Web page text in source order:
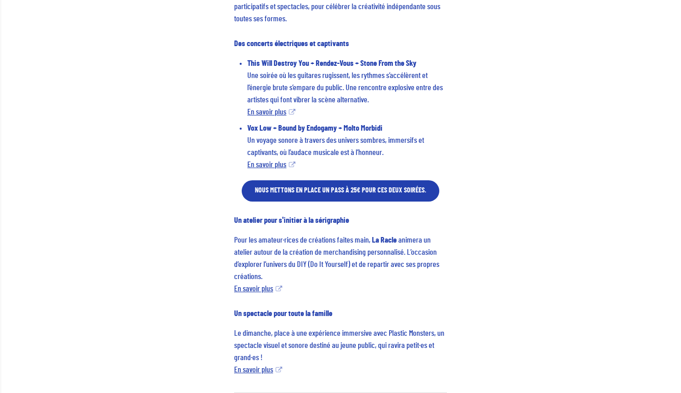
participatifs et spectacles, pour célébrer la créativité indépendante sous
toutes ses formes.
Des concerts électriques et captivants
This Will Destroy You + Rendez-Vous + Stone From the Sky
Une soirée où les guitares rugissent, les rythmes s’accélèrent et
l’énergie brute s’empare du public. Une rencontre explosive entre des
artistes qui font vibrer la scène alternative.
En savoir plus
Vox Low + Bound by Endogamy + Molto Morbidi
Un voyage sonore à travers des univers sombres, immersifs et
captivants, où l’audace musicale est à l’honneur.
En savoir plus
NOUS METTONS EN PLACE UN PASS À 25€ POUR CES DEUX SOIRÉES.
Un atelier pour s'initier à la sérigraphie
Pour les amateur·rices de créations faites main, La Racleanimera un
atelier autour de la création de merchandising personnalisé. L’occasion
d’explorer l’univers du DIY (Do It Yourself) et de repartir avec ses propres
créations.
En savoir plus
Un spectacle pour toute la famille
Le dimanche, place à une expérience immersive avec Plastic Monsters, un
spectacle visuel et sonore destiné au jeune public, qui ravira petit·es et
grand·es !
En savoir plus